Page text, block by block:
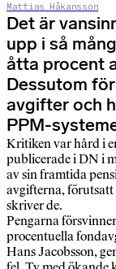
Mattias Håkansson
Det är
upp i så
åtta procent
Dessutom
avgifter och
PPM-
Kritiken var hård i
publicerade i DN i
av sin framtida
avgifterna, förutsatt
skriver de.
Pengarna
procentuella
Hans Jacobsson,